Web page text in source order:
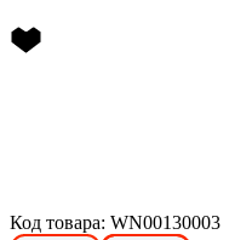
Код товара: WN00130003